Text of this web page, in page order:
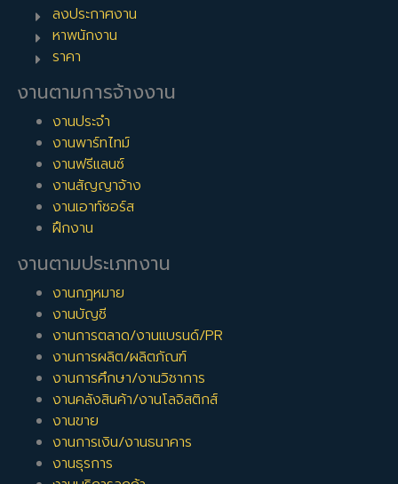
ลงประกาศงาน
หาพนักงาน
ราคา
งานตามการจ้างงาน
งานประจำ
งานพาร์ทไทม์
งานฟรีแลนซ์
งานสัญญาจ้าง
งานเอาท์ซอร์ส
ฝึกงาน
งานตามประเภทงาน
งานกฎหมาย
งานบัญชี
งานการตลาด/งานแบรนด์/PR
งานการผลิต/ผลิตภัณฑ์
งานการศึกษา/งานวิชาการ
งานคลังสินค้า/งานโลจิสติกส์
งานขาย
งานการเงิน/งานธนาคาร
งานธุรการ